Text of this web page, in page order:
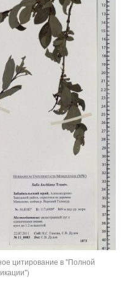
цитирование в "Полной